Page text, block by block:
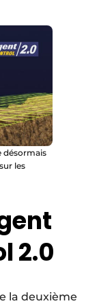
désormais
les
2.0
la deuxième